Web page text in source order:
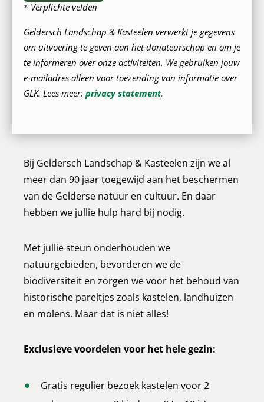
Bij Geldersch Landschap & Kasteelen zijn we al
meer dan 90 jaar toegewijd aan het beschermen
van de Gelderse natuur en cultuur. En daar
hebben we jullie hulp hard bij nodig.
Met jullie steun onderhouden we
natuurgebieden, bevorderen we de
biodiversiteit en zorgen we voor het behoud van
historische pareltjes zoals kastelen, landhuizen
en molens. Maar dat is niet alles!
Exclusieve voordelen voor het hele gezin:
Gratis regulier bezoek kastelen voor 2
* Verplichte velden
Geldersch Landschap & Kasteelen verwerkt je gegevens
om uitvoering te geven aan het donateurschap en om je
te informeren over onze activiteiten. We gebruiken jouw
e-mailadres alleen voor toezending van informatie over
GLK. Lees meer: privacy statement.